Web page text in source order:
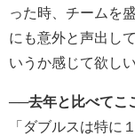
った時、チームを
にも意外と声出し
いうか感じて欲し
──去年と比べてこ
「ダブルスは特に